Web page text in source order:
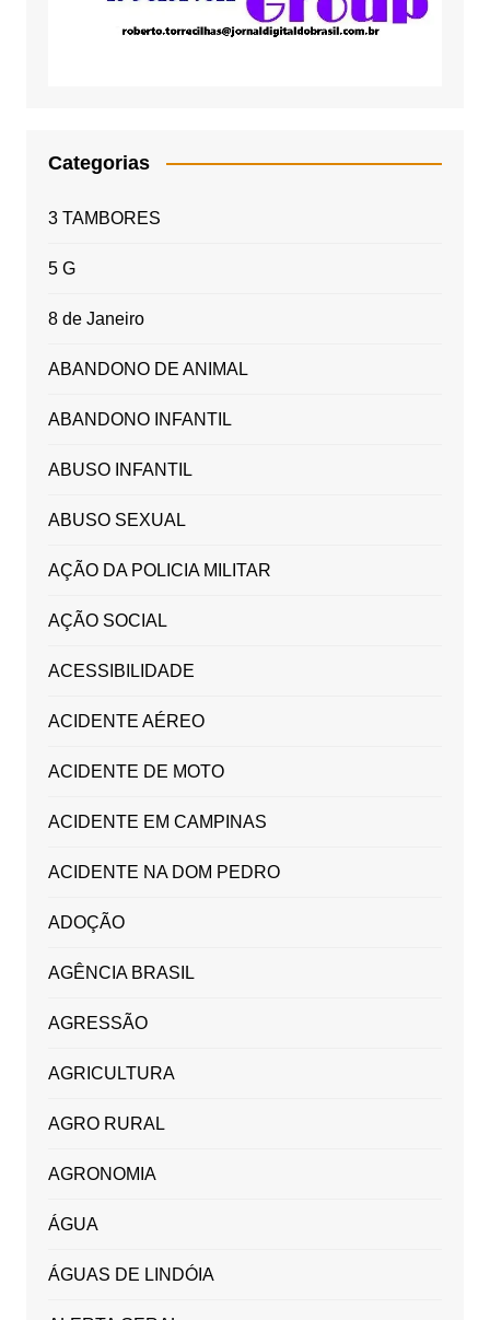
Categorias
3 TAMBORES
5 G
8 de Janeiro
ABANDONO DE ANIMAL
ABANDONO INFANTIL
ABUSO INFANTIL
ABUSO SEXUAL
AÇÃO DA POLICIA MILITAR
AÇÃO SOCIAL
ACESSIBILIDADE
ACIDENTE AÉREO
ACIDENTE DE MOTO
ACIDENTE EM CAMPINAS
ACIDENTE NA DOM PEDRO
ADOÇÃO
AGÊNCIA BRASIL
AGRESSÃO
AGRICULTURA
AGRO RURAL
AGRONOMIA
ÁGUA
ÁGUAS DE LINDÓIA